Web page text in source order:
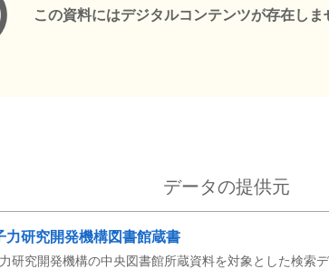
この資料にはデジタルコンテンツが存在しま
データの提供元
力研究開発機構図書館蔵書
研究開発機構の中央図書館所蔵資料を対象とした検索